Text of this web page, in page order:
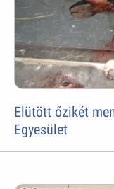
Elütött őzikét
Egyesület